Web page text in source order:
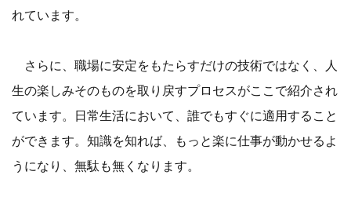
れています。
さらに、職場に安定をもたらすだけの技術ではなく、人
生の楽しみそのものを取り戻すプロセスがここで紹介され
ています。日常生活において、誰でもすぐに適用すること
ができます。知識を知れば、もっと楽に仕事が動かせるよ
うになり、無駄も無くなります。